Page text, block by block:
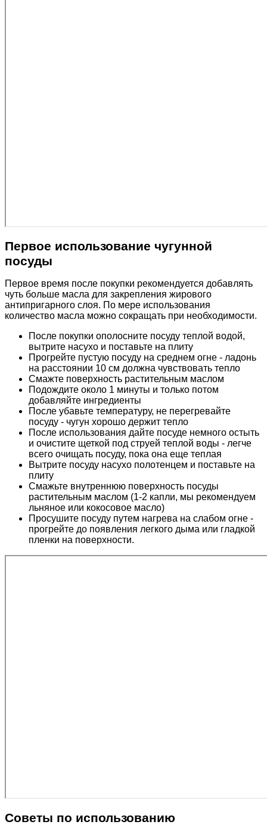
Первое использование чугунной
посуды
Первое время после покупки рекомендуется добавлять
чуть больше масла для закрепления жирового
антипригарного слоя. По мере использования
количество масла можно сокращать при необходимости.
После покупки ополосните посуду теплой водой,
вытрите насухо и поставьте на плиту
Прогрейте пустую посуду на среднем огне - ладонь
на расстоянии 10 см должна чувствовать тепло
Смажте поверхность растительным маслом
Подождите около 1 минуты и только потом
добавляйте ингредиенты
После убавьте температуру, не перегревайте
посуду - чугун хорошо держит тепло
После использования дайте посуде немного остыть
и очистите щеткой под струей теплой воды - легче
всего очищать посуду, пока она еще теплая
Вытрите посуду насухо полотенцем и поставьте на
плиту
Смажьте внутреннюю поверхность посуды
растительным маслом (1-2 капли, мы рекомендуем
льняное или кокосовое масло)
Просушите посуду путем нагрева на слабом огне -
прогрейте до появления легкого дыма или гладкой
пленки на поверхности.
Советы по использованию